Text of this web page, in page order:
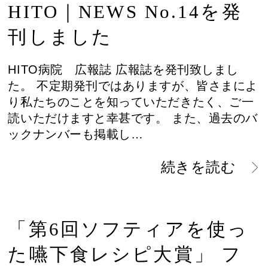
HITO｜NEWS No.14を発
刊しました
HITO病院 広報誌 広報誌を発刊致しまし
た。 不定期発刊ではありますが、皆さまによ
り私たちのことを知っていただきたく、ご一
読いただけますと幸甚です。 また、過去のバ
ックナンバーも掲載し…
続きを読む
「第6回ソフティアを使っ
た嚥下食レシピ大賞」 フ